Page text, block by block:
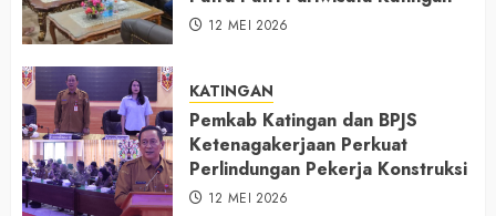
12 MEI 2026
KATINGAN
Pemkab Katingan dan BPJS
Ketenagakerjaan Perkuat
Perlindungan Pekerja Konstruksi
12 MEI 2026